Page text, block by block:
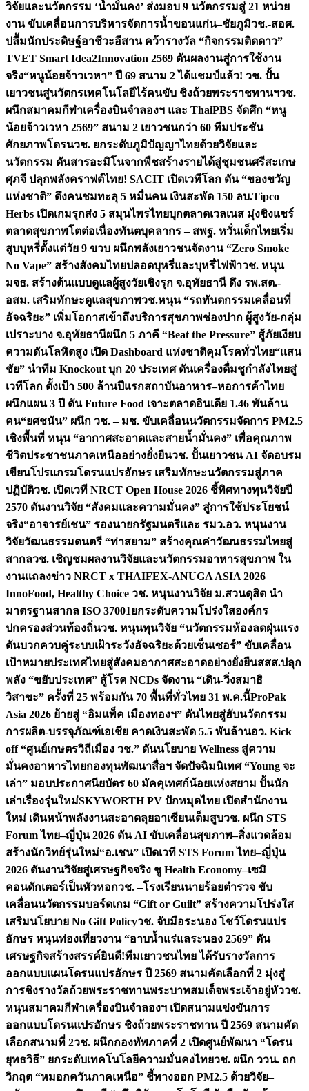
วิจัยและนวัตกรรม ‘น้ำมั่นคง’ ส่งมอบ 9 นวัตกรรมสู่ 21 หน่วย
งาน ขับเคลื่อนการบริหารจัดการน้ำขอนแก่น–ชัยภูมิวช.-สอศ.
ปลื้มนักประดิษฐ์อาชีวะอีสาน คว้ารางวัล “กิจกรรมติดดาว”
TVET Smart Idea2Innovation 2569 ดันผลงานสู่การใช้งาน
จริง“หนูน้อยจ้าวเวหา” ปี 69 สนาม 2 ได้แชมป์แล้ว! วช. ปั้น
เยาวชนสู่นวัตกรเทคโนโลยีไร้คนขับ ชิงถ้วยพระราชทานฯวช.
ผนึกสมาคมกีฬาเครื่องบินจำลองฯ และ ThaiPBS จัดศึก “หนู
น้อยจ้าวเวหา 2569” สนาม 2 เยาวชนกว่า 60 ทีมประชัน
ศักยภาพโดรนวช. ยกระดับภูมิปัญญาไทยด้วยวิจัยและ
นวัตกรรม ดันสารอะมิโนจากพืชสร้างรายได้สู่ชุมชนศรีสะเกษ
ศุภจี ปลุกพลังคราฟต์ไทย! SACIT เปิดเวทีโลก ดัน “ของขวัญ
แห่งชาติ” ดึงคนชมทะลุ 5 หมื่นคน เงินสะพัด 150 ลบ.Tipco
Herbs เปิดเกมรุกส่ง 5 สมุนไพรไทยบุกตลาดเวลเนส มุ่งชิงแชร์
ตลาดสุขภาพโตต่อเนื่องทันตบุคลากร – สพฐ. หวั่นเด็กไทยเริ่ม
สูบบุหรี่ตั้งแต่วัย 9 ขวบ ผนึกพลังเยาวชนจัดงาน “Zero Smoke
No Vape” สร้างสังคมไทยปลอดบุหรี่และบุหรี่ไฟฟ้าวช. หนุน
มจธ. สร้างต้นแบบดูแลผู้สูงวัยเชิงรุก จ.อุทัยธานี ดึง รพ.สต.-
อสม. เสริมทักษะดูแลสุขภาพวช.หนุน “รถทันตกรรมเคลื่อนที่
อัจฉริยะ” เพิ่มโอกาสเข้าถึงบริการสุขภาพช่องปาก ผู้สูงวัย-กลุ่ม
เปราะบาง จ.อุทัยธานีผนึก 5 ภาคี “Beat the Pressure” สู้ภัยเงียบ
ความดันโลหิตสูง เปิด Dashboard แห่งชาติคุมโรคทั่วไทย“แสน
ชัย” นำทีม Knockout บุก 20 ประเทศ ดันเครื่องดื่มชูกำลังไทยสู่
เวทีโลก ตั้งเป้า 500 ล้านปีแรกสถาบันอาหาร–หอการค้าไทย
ผนึกแผน 3 ปี ดัน Future Food เจาะตลาดอินเดีย 1.46 พันล้าน
คน“ยศชนัน” ผนึก วช. – มช. ขับเคลื่อนนวัตกรรมจัดการ PM2.5
เชิงพื้นที่ หนุน “อากาศสะอาดและสายน้ำมั่นคง” เพื่อคุณภาพ
ชีวิตประชาชนภาคเหนืออย่างยั่งยืนวช. ปั้นเยาวชน AI จัดอบรม
เขียนโปรแกรมโดรนแปรอักษร เสริมทักษะนวัตกรรมสู่ภาค
ปฏิบัติวช. เปิดเวที NRCT Open House 2026 ชี้ทิศทางทุนวิจัยปี
2570 ดันงานวิจัย “สังคมและความมั่นคง” สู่การใช้ประโยชน์
จริง“อาจารย์เชน” รองนายกรัฐมนตรีและ รมว.อว. หนุนงาน
วิจัยวัฒนธรรมดนตรี “ท่าสยาม” สร้างคุณค่าวัฒนธรรมไทยสู่
สากลวช. เชิญชมผลงานวิจัยและนวัตกรรมอาหารสุขภาพ ใน
งานแถลงข่าว NRCT x THAIFEX-ANUGA ASIA 2026
InnoFood, Healthy Choice วช. หนุนงานวิจัย ม.สวนดุสิต นำ
มาตรฐานสากล ISO 37001ยกระดับความโปร่งใสองค์กร
ปกครองส่วนท้องถิ่นวช. หนุนทุนวิจัย “นวัตกรรมห้องลดฝุ่นแรง
ดันบวกควบคู่ระบบเฝ้าระวังอัจฉริยะด้วยเซ็นเซอร์” ขับเคลื่อน
เป้าหมายประเทศไทยสู่สังคมอากาศสะอาดอย่างยั่งยืนสสส.ปลุก
พลัง “ขยับประเทศ” สู้โรค NCDs จัดงาน “เดิน-วิ่งสมาธิ
วิสาขะ” ครั้งที่ 25 พร้อมกัน 70 พื้นที่ทั่วไทย 31 พ.ค.นี้ProPak
Asia 2026 ย้ายสู่ “อิมแพ็ค เมืองทองฯ” ดันไทยสู่ฮับนวัตกรรม
การผลิต-บรรจุภัณฑ์เอเชีย คาดเงินสะพัด 5.5 พันล้านอว. Kick
off “ศูนย์เกษตรวิถีเมือง วช.” ดันนโยบาย Wellness สู่ความ
มั่นคงอาหารไทยกองทุนพัฒนาสื่อฯ จัดปัจฉิมนิเทศ “Young จะ
เล่า” มอบประกาศนียบัตร 60 มัคคุเทศก์น้อยแห่งสยาม ปั้นนัก
เล่าเรื่องรุ่นใหม่SKYWORTH PV ปักหมุดไทย เปิดสำนักงาน
ใหม่ เดินหน้าพลังงานสะอาดลุยอาเซียนเต็มสูบวช. ผนึก STS
Forum ไทย–ญี่ปุ่น 2026 ดัน AI ขับเคลื่อนสุขภาพ–สิ่งแวดล้อม
สร้างนักวิทย์รุ่นใหม่“อ.เชน” เปิดเวที STS Forum ไทย–ญี่ปุ่น
2026 ดันงานวิจัยสู่เศรษฐกิจจริง ชู Health Economy–เซมิ
คอนดักเตอร์เป็นหัวหอกวช. –โรงเรียนนายร้อยตำรวจ ขับ
เคลื่อนนวัตกรรมบอร์ดเกม “Gift or Guilt” สร้างความโปร่งใส
เสริมนโยบาย No Gift Policyวช. จับมือระนอง โชว์โดรนแปร
อักษร หนุนท่องเที่ยวงาน “อาบน้ำแร่แลระนอง 2569” ดัน
เศรษฐกิจสร้างสรรค์ยินดี!ทีมเยาวชนไทย ได้รับรางวัลการ
ออกแบบแผนโดรนแปรอักษร ปี 2569 สนามคัดเลือกที่ 2 มุ่งสู่
การชิงรางวัลถ้วยพระราชทานพระบาทสมเด็จพระเจ้าอยู่หัววช.
หนุนสมาคมกีฬาเครื่องบินจำลองฯ เปิดสนามแข่งขันการ
ออกแบบโดรนแปรอักษร ชิงถ้วยพระราชทาน ปี 2569 สนามคัด
เลือกสนามที่ 2วช. ผนึกกองทัพภาคที่ 2 เปิดศูนย์พัฒนา “โดรน
ยุทธวิธี” ยกระดับเทคโนโลยีความมั่นคงไทยวช. ผนึก ววน. ถก
วิกฤต “หมอกควันภาคเหนือ” ชี้ทางออก PM2.5 ด้วยวิจัย–